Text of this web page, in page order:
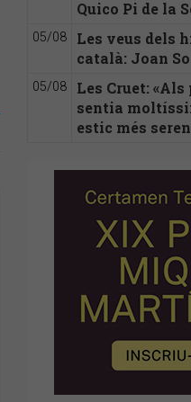
Quico Pi de la
05/08
Les veus dels
català: Joan
05/08
Les Cruet:
sentia
estic més